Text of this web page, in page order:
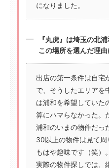
になりました。
『丸虎』は埼玉の北
この場所を選んだ理由
出店の第一条件は自宅
で、そうしたエリアを
は浦和を希望していた
算にハマらなかった。
浦和のいまの物件だっ
30以上の物件は見て
もはや趣味です（笑）。
実際の物件探しでは、